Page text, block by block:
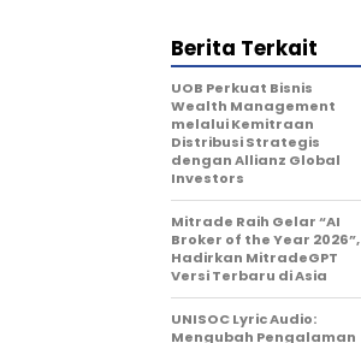
Berita Terkait
UOB Perkuat Bisnis
Wealth Management
melalui Kemitraan
Distribusi Strategis
dengan Allianz Global
Investors
Mitrade Raih Gelar “AI
Broker of the Year 2026”,
Hadirkan MitradeGPT
Versi Terbaru di Asia
UNISOC Lyric Audio:
Mengubah Pengalaman